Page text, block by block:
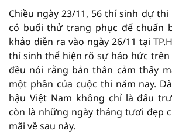
Chiều ngày 23/11, 56 thí sinh dự thi
có buổi thử trang phục để chuẩn
khảo diễn ra vào ngày 26/11 tại
thí sinh thể hiện rõ sự háo hức
đều nói rằng bản thân cảm thấy
một phần của cuộc thi năm nay.
hậu Việt Nam không chỉ là đấu
còn là những ngày tháng tươi đẹp
mãi về sau này.